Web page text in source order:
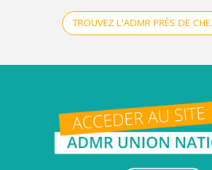
TROUVEZ L'ADMR PRÈS DE